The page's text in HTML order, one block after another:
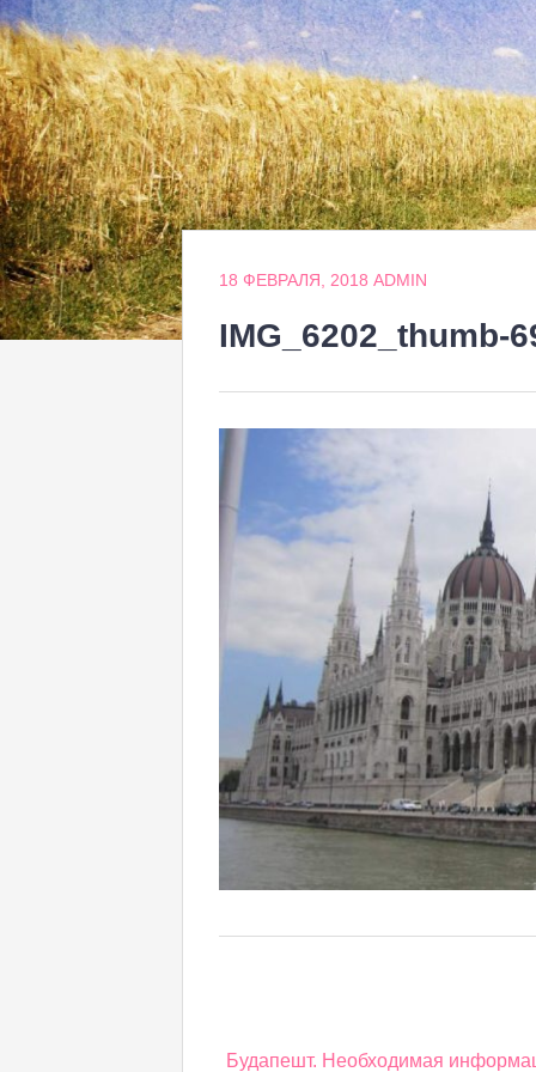
18 ФЕВРАЛЯ, 2018 ADMIN
IMG_6202_thumb-
Навигация
Будапешт. Необходимая